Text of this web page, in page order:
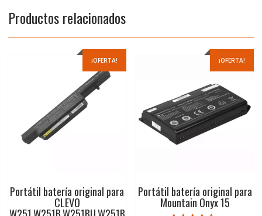
Productos relacionados
¡OFERTA!
Portátil batería original para
CLEVO
¡OFERTA!
Portátil batería original para
Mountain Onyx 15